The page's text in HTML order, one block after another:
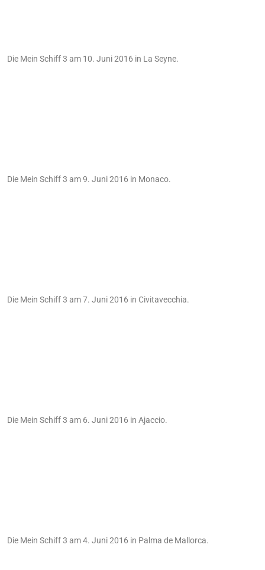
Die Mein Schiff 3 am 10. Juni 2016 in La Seyne.
Die Mein Schiff 3 am 9. Juni 2016 in Monaco.
Die Mein Schiff 3 am 7. Juni 2016 in Civitavecchia.
Die Mein Schiff 3 am 6. Juni 2016 in Ajaccio.
Die Mein Schiff 3 am 4. Juni 2016 in Palma de Mallorca.